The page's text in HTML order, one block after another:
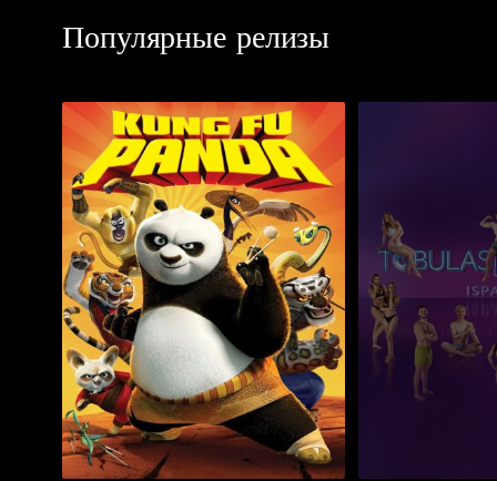
Популярные релизы